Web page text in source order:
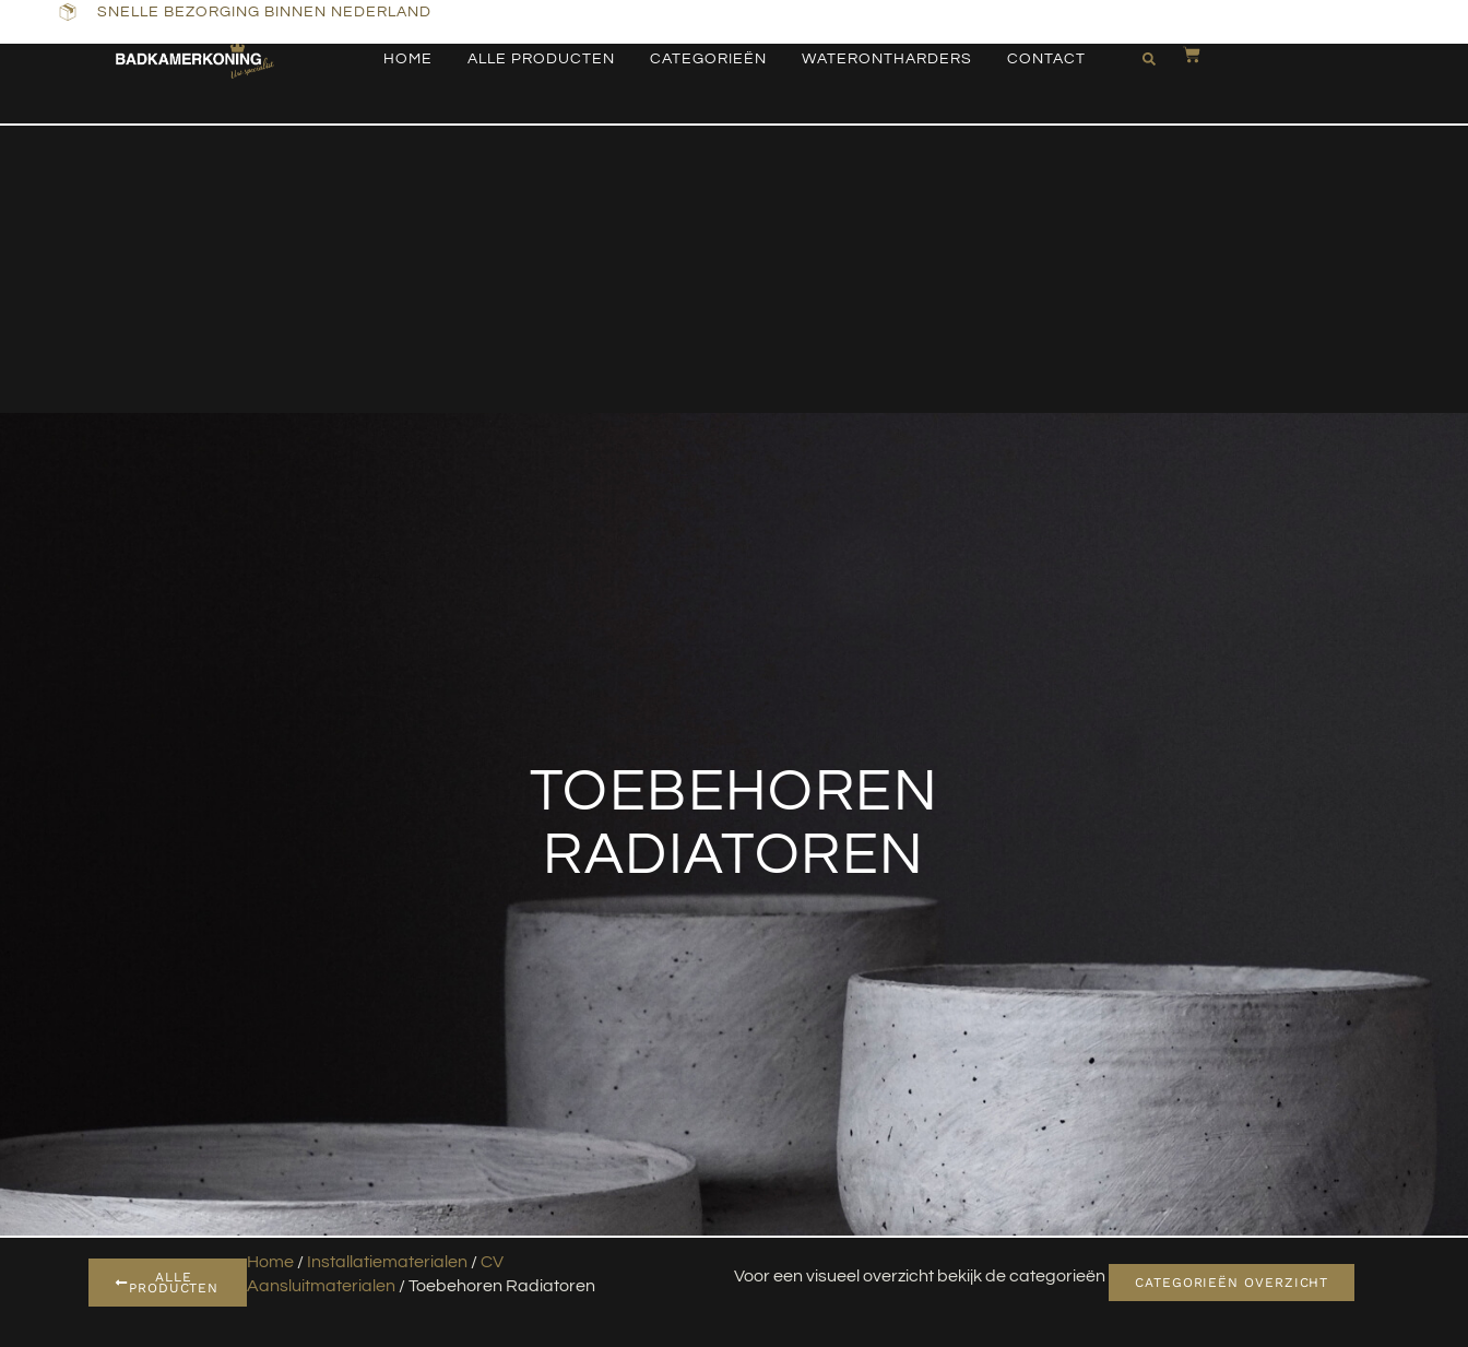
SNELLE BEZORGING BINNEN NEDERLAND
HOME ALLE PRODUCTEN CATEGORIEËN WATERONTHARDERS CONTACT
TOEBEHOREN
RADIATOREN
ALLE
PRODUCTEN
Home/ Installatiematerialen /CV
Aansluitmaterialen / Toebehoren Radiatoren
Voor een visueel overzicht bekijk de categorieën CATEGORIEËN OVERZICHT